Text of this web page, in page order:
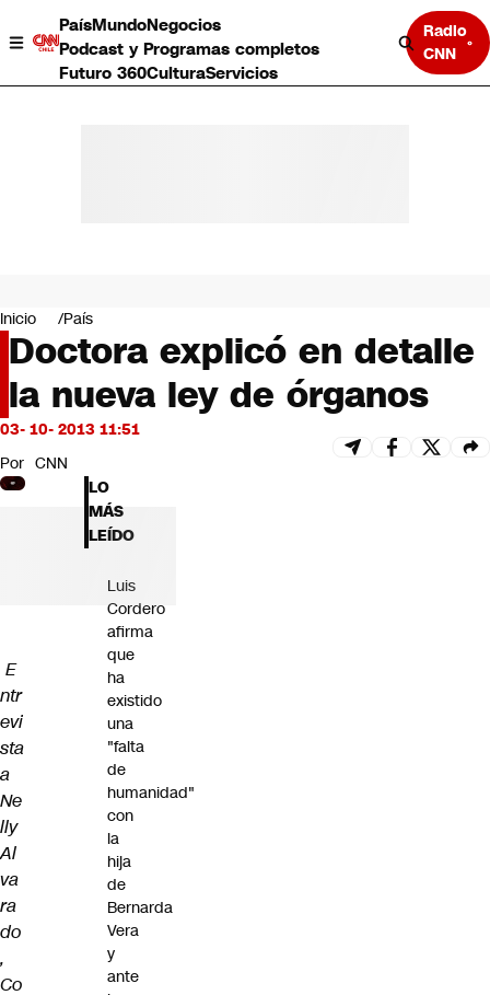
PaísMundoNegocios
Podcast y Programas completos
Futuro 360CulturaServicios
Radio
CNN
Negocios
Deportes
Programas completos
Cultura
Servicios
Bits
CNN Data
CNN tiempo
Futuro 360
Inicio País
Doctora explicó en detalle
la nueva ley de órganos
03- 10- 2013 11:51
Por CNN
E
ntr
evi
sta
a
Ne
lly
Al
va
ra
do
,
Co
LO
MÁS
LEÍDO
Luis
Cordero
afirma
que
ha
existido
una
"falta
de
humanidad"
con
la
hija
de
Bernarda
Vera
y
ante